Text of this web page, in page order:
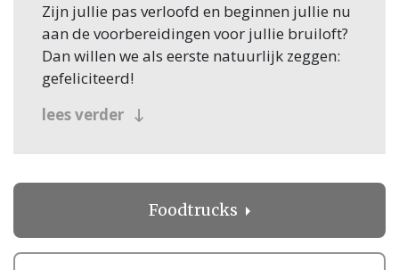
Zijn jullie pas verloofd en beginnen jullie nu
aan de voorbereidingen voor jullie bruiloft?
Dan willen we als eerste natuurlijk zeggen:
gefeliciteerd!
Veel bruidsparen beginnen hun zoektocht
van jullie bruiloft. Bovendien vind je op
Trouwen.nl alle professionals voor je
lees verder
Foodtrucks